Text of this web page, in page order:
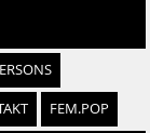
FEM.POP